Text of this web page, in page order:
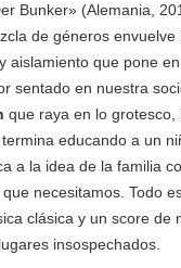
Bunker» (Alemania,
de géneros envuelve
aislamiento que pone
sentado en nuestra
que raya en lo grotesco,
educando a un
a la idea de la familia
necesitamos. Todo
clásica y un score de
insospechados.